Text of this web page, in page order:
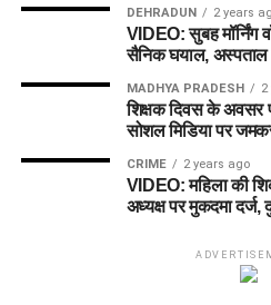
DEHRADUN 2 years
VIDEO: सुबह मॉर्निंग
सैनिक घयाल, अस्पताल
MADHYA PRADESH 2
शिक्षक दिवस के अवसर
सोशल मिडिया पर
CRIME 2 years ago
VIDEO: महिला की
अध्यक्ष पर मुकदमा दर्ज,